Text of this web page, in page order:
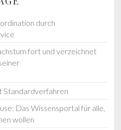
durch
fort und verzeichnet
Standardverfahren
Das Wissensportal für alle,
wollen